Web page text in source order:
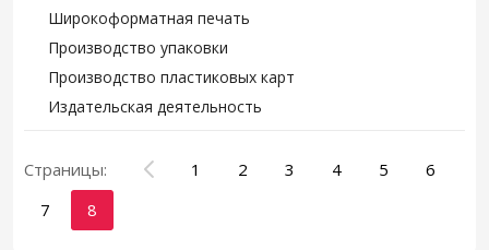
Широкоформатная печать
Производство упаковки
Производство пластиковых карт
Издательская деятельность
Страницы: 1 2 3 4 5
6
7
8